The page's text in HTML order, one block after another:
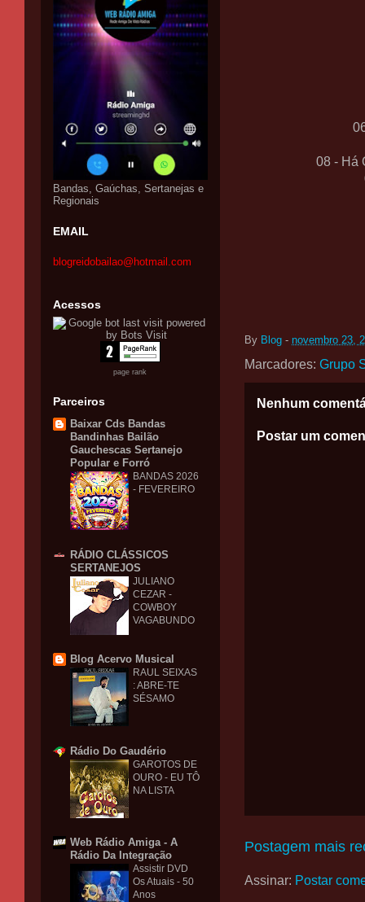
08 - Há
By Blog - novembro 23,
Marcadores: Grupo
Nenhum
Postar um
Postagem mais
Assinar: Postar
Bandas, Gaúchas, Sertanejas e
Regionais
EMAIL
blogreidobailao@hotmail.com
Acessos
page rank
Parceiros
Baixar Cds Bandas
Bandinhas Bailão
Gauchescas Sertanejo
Popular e Forró
BANDAS 2026
- FEVEREIRO
RÁDIO CLÁSSICOS
SERTANEJOS
JULIANO
CEZAR -
COWBOY
VAGABUNDO
Blog Acervo Musical
RAUL SEIXAS
: ABRE-TE
SÉSAMO
Rádio Do Gaudério
GAROTOS DE
OURO - EU TÔ
NA LISTA
Web Rádio Amiga - A
Rádio Da Integração
Assistir DVD
Os Atuais - 50
Anos